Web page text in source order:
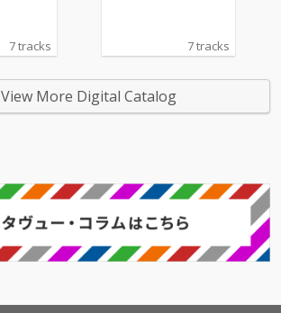
7 tracks 7 tracks
View More Digital Catalog